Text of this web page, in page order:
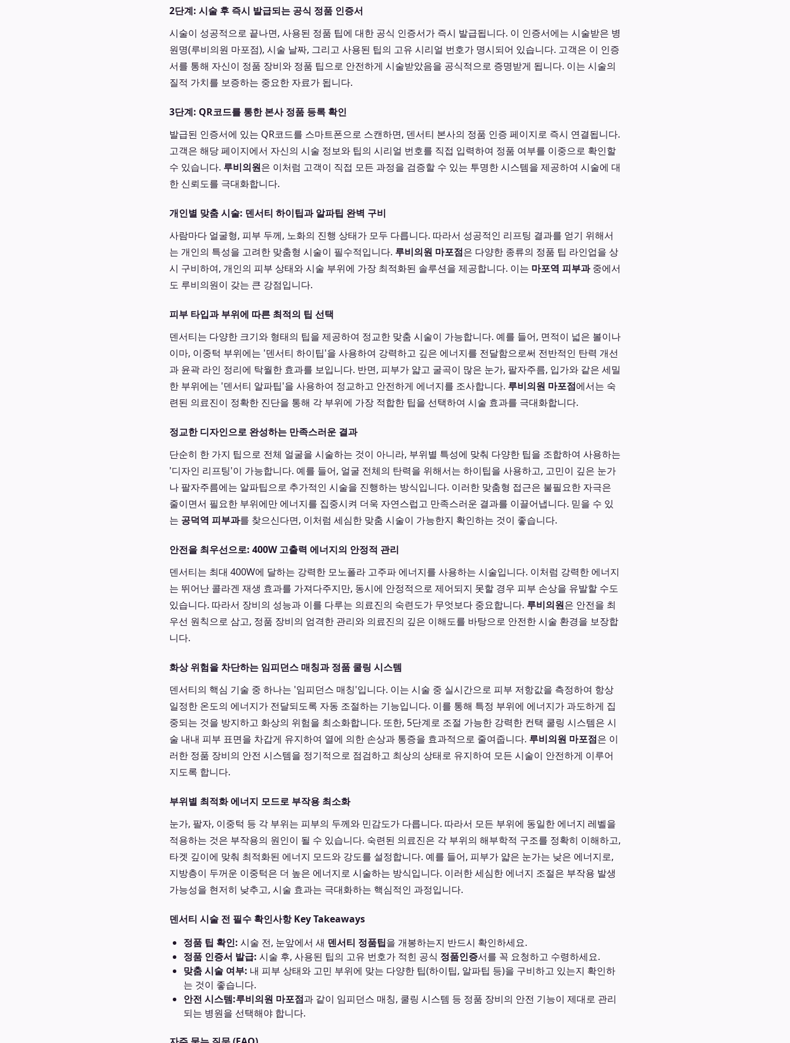
2단계: 시술 후 즉시 발급되는 공식 정품 인증서
시술이 성공적으로 끝나면, 사용된 정품 팁에 대한 공식 인증서가 즉시 발급됩니다. 이 인증서에는 시술받은 병
원명(루비의원 마포점), 시술 날짜, 그리고 사용된 팁의 고유 시리얼 번호가 명시되어 있습니다. 고객은 이 인증
서를 통해 자신이 정품 장비와 정품 팁으로 안전하게 시술받았음을 공식적으로 증명받게 됩니다. 이는 시술의
질적 가치를 보증하는 중요한 자료가 됩니다.
3단계: QR코드를 통한 본사 정품 등록 확인
발급된 인증서에 있는 QR코드를 스마트폰으로 스캔하면, 덴서티 본사의 정품 인증 페이지로 즉시 연결됩니다.
고객은 해당 페이지에서 자신의 시술 정보와 팁의 시리얼 번호를 직접 입력하여 정품 여부를 이중으로 확인할
수 있습니다. 루비의원은 이처럼 고객이 직접 모든 과정을 검증할 수 있는 투명한 시스템을 제공하여 시술에 대
한 신뢰도를 극대화합니다.
개인별 맞춤 시술: 덴서티 하이팁과 알파팁 완벽 구비
사람마다 얼굴형, 피부 두께, 노화의 진행 상태가 모두 다릅니다. 따라서 성공적인 리프팅 결과를 얻기 위해서
는 개인의 특성을 고려한 맞춤형 시술이 필수적입니다. 루비의원 마포점은 다양한 종류의 정품 팁 라인업을 상
시 구비하여, 개인의 피부 상태와 시술 부위에 가장 최적화된 솔루션을 제공합니다. 이는 마포역 피부과중에서
도 루비의원이 갖는 큰 강점입니다.
피부 타입과 부위에 따른 최적의 팁 선택
덴서티는 다양한 크기와 형태의 팁을 제공하여 정교한 맞춤 시술이 가능합니다. 예를 들어, 면적이 넓은 볼이나
이마, 이중턱 부위에는 '덴서티 하이팁'을 사용하여 강력하고 깊은 에너지를 전달함으로써 전반적인 탄력 개선
과 윤곽 라인 정리에 탁월한 효과를 보입니다. 반면, 피부가 얇고 굴곡이 많은 눈가, 팔자주름, 입가와 같은 세밀
한 부위에는 '덴서티 알파팁'을 사용하여 정교하고 안전하게 에너지를 조사합니다. 루비의원 마포점에서는 숙
련된 의료진이 정확한 진단을 통해 각 부위에 가장 적합한 팁을 선택하여 시술 효과를 극대화합니다.
정교한 디자인으로 완성하는 만족스러운 결과
단순히 한 가지 팁으로 전체 얼굴을 시술하는 것이 아니라, 부위별 특성에 맞춰 다양한 팁을 조합하여 사용하는
'디자인 리프팅'이 가능합니다. 예를 들어, 얼굴 전체의 탄력을 위해서는 하이팁을 사용하고, 고민이 깊은 눈가
나 팔자주름에는 알파팁으로 추가적인 시술을 진행하는 방식입니다. 이러한 맞춤형 접근은 불필요한 자극은
줄이면서 필요한 부위에만 에너지를 집중시켜 더욱 자연스럽고 만족스러운 결과를 이끌어냅니다. 믿을 수 있
는 공덕역 피부과를 찾으신다면, 이처럼 세심한 맞춤 시술이 가능한지 확인하는 것이 좋습니다.
안전을 최우선으로: 400W 고출력 에너지의 안정적 관리
덴서티는 최대 400W에 달하는 강력한 모노폴라 고주파 에너지를 사용하는 시술입니다. 이처럼 강력한 에너지
는 뛰어난 콜라겐 재생 효과를 가져다주지만, 동시에 안정적으로 제어되지 못할 경우 피부 손상을 유발할 수도
있습니다. 따라서 장비의 성능과 이를 다루는 의료진의 숙련도가 무엇보다 중요합니다. 루비의원은 안전을 최
우선 원칙으로 삼고, 정품 장비의 엄격한 관리와 의료진의 깊은 이해도를 바탕으로 안전한 시술 환경을 보장합
니다.
화상 위험을 차단하는 임피던스 매칭과 정품 쿨링 시스템
덴서티의 핵심 기술 중 하나는 '임피던스 매칭'입니다. 이는 시술 중 실시간으로 피부 저항값을 측정하여 항상
일정한 온도의 에너지가 전달되도록 자동 조절하는 기능입니다. 이를 통해 특정 부위에 에너지가 과도하게 집
중되는 것을 방지하고 화상의 위험을 최소화합니다. 또한, 5단계로 조절 가능한 강력한 컨택 쿨링 시스템은 시
술 내내 피부 표면을 차갑게 유지하여 열에 의한 손상과 통증을 효과적으로 줄여줍니다. 루비의원 마포점은 이
러한 정품 장비의 안전 시스템을 정기적으로 점검하고 최상의 상태로 유지하여 모든 시술이 안전하게 이루어
지도록 합니다.
부위별 최적화 에너지 모드로 부작용 최소화
눈가, 팔자, 이중턱 등 각 부위는 피부의 두께와 민감도가 다릅니다. 따라서 모든 부위에 동일한 에너지 레벨을
적용하는 것은 부작용의 원인이 될 수 있습니다. 숙련된 의료진은 각 부위의 해부학적 구조를 정확히 이해하고,
타겟 깊이에 맞춰 최적화된 에너지 모드와 강도를 설정합니다. 예를 들어, 피부가 얇은 눈가는 낮은 에너지로,
지방층이 두꺼운 이중턱은 더 높은 에너지로 시술하는 방식입니다. 이러한 세심한 에너지 조절은 부작용 발생
가능성을 현저히 낮추고, 시술 효과는 극대화하는 핵심적인 과정입니다.
덴서티 시술 전 필수 확인사항 Key Takeaways
정품 팁 확인: 시술 전, 눈앞에서 새 덴서티 정품팁을 개봉하는지 반드시 확인하세요.
정품 인증서 발급: 시술 후, 사용된 팁의 고유 번호가 적힌 공식 정품인증서를 꼭 요청하고 수령하세요.
맞춤 시술 여부: 내 피부 상태와 고민 부위에 맞는 다양한 팁(하이팁, 알파팁 등)을 구비하고 있는지 확인하
는 것이 좋습니다.
안전 시스템:루비의원 마포점과 같이 임피던스 매칭, 쿨링 시스템 등 정품 장비의 안전 기능이 제대로 관리
되는 병원을 선택해야 합니다.